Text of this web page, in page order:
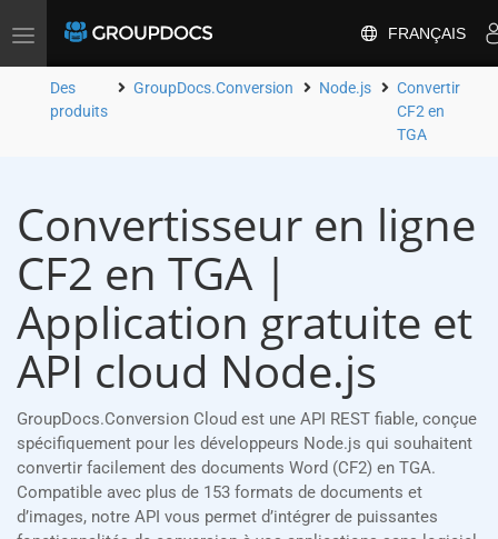
Toggle
FRANÇAIS
Des
produits
GroupDocs.Conversion Node.js
Convertir
CF2 en
TGA
Convertisseur en ligne
CF2 en TGA |
Application gratuite et
API cloud Node.js
GroupDocs.Conversion Cloud est une API REST fiable, conçue
spécifiquement pour les développeurs Node.js qui souhaitent
convertir facilement des documents Word (CF2) en TGA.
Compatible avec plus de 153 formats de documents et
d’images, notre API vous permet d’intégrer de puissantes